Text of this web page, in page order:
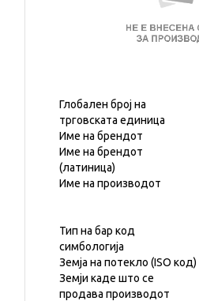
Глобален број на
трговската единица
Име на брендот
Име на брендот
(латиница)
Име на производот
Тип на бар код
симбологија
Земја на потекло (ISO код)
Земји каде што се
продава производот